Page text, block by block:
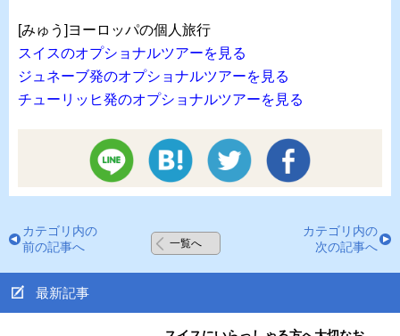
[みゅう]ヨーロッパの個人旅行
スイスのオプショナルツアーを見る
ジュネーブ発のオプショナルツアーを見る
チューリッヒ発のオプショナルツアーを見る
カテゴリ内の
前の記事へ
一覧へ
カテゴリ内の
次の記事へ
最新記事